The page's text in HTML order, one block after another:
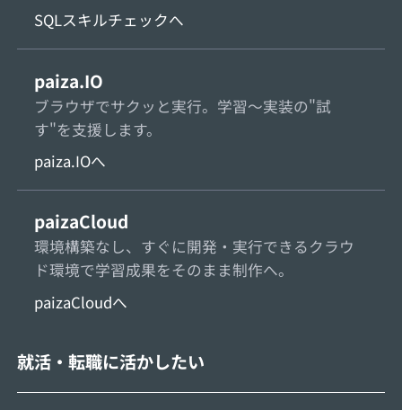
SQLスキルチェックへ
paiza.IO
ブラウザでサクッと実行。学習〜実装の"試
す"を支援します。
paiza.IOへ
paizaCloud
環境構築なし、すぐに開発・実行できるクラウ
ド環境で学習成果をそのまま制作へ。
paizaCloudへ
就活・転職に活かしたい